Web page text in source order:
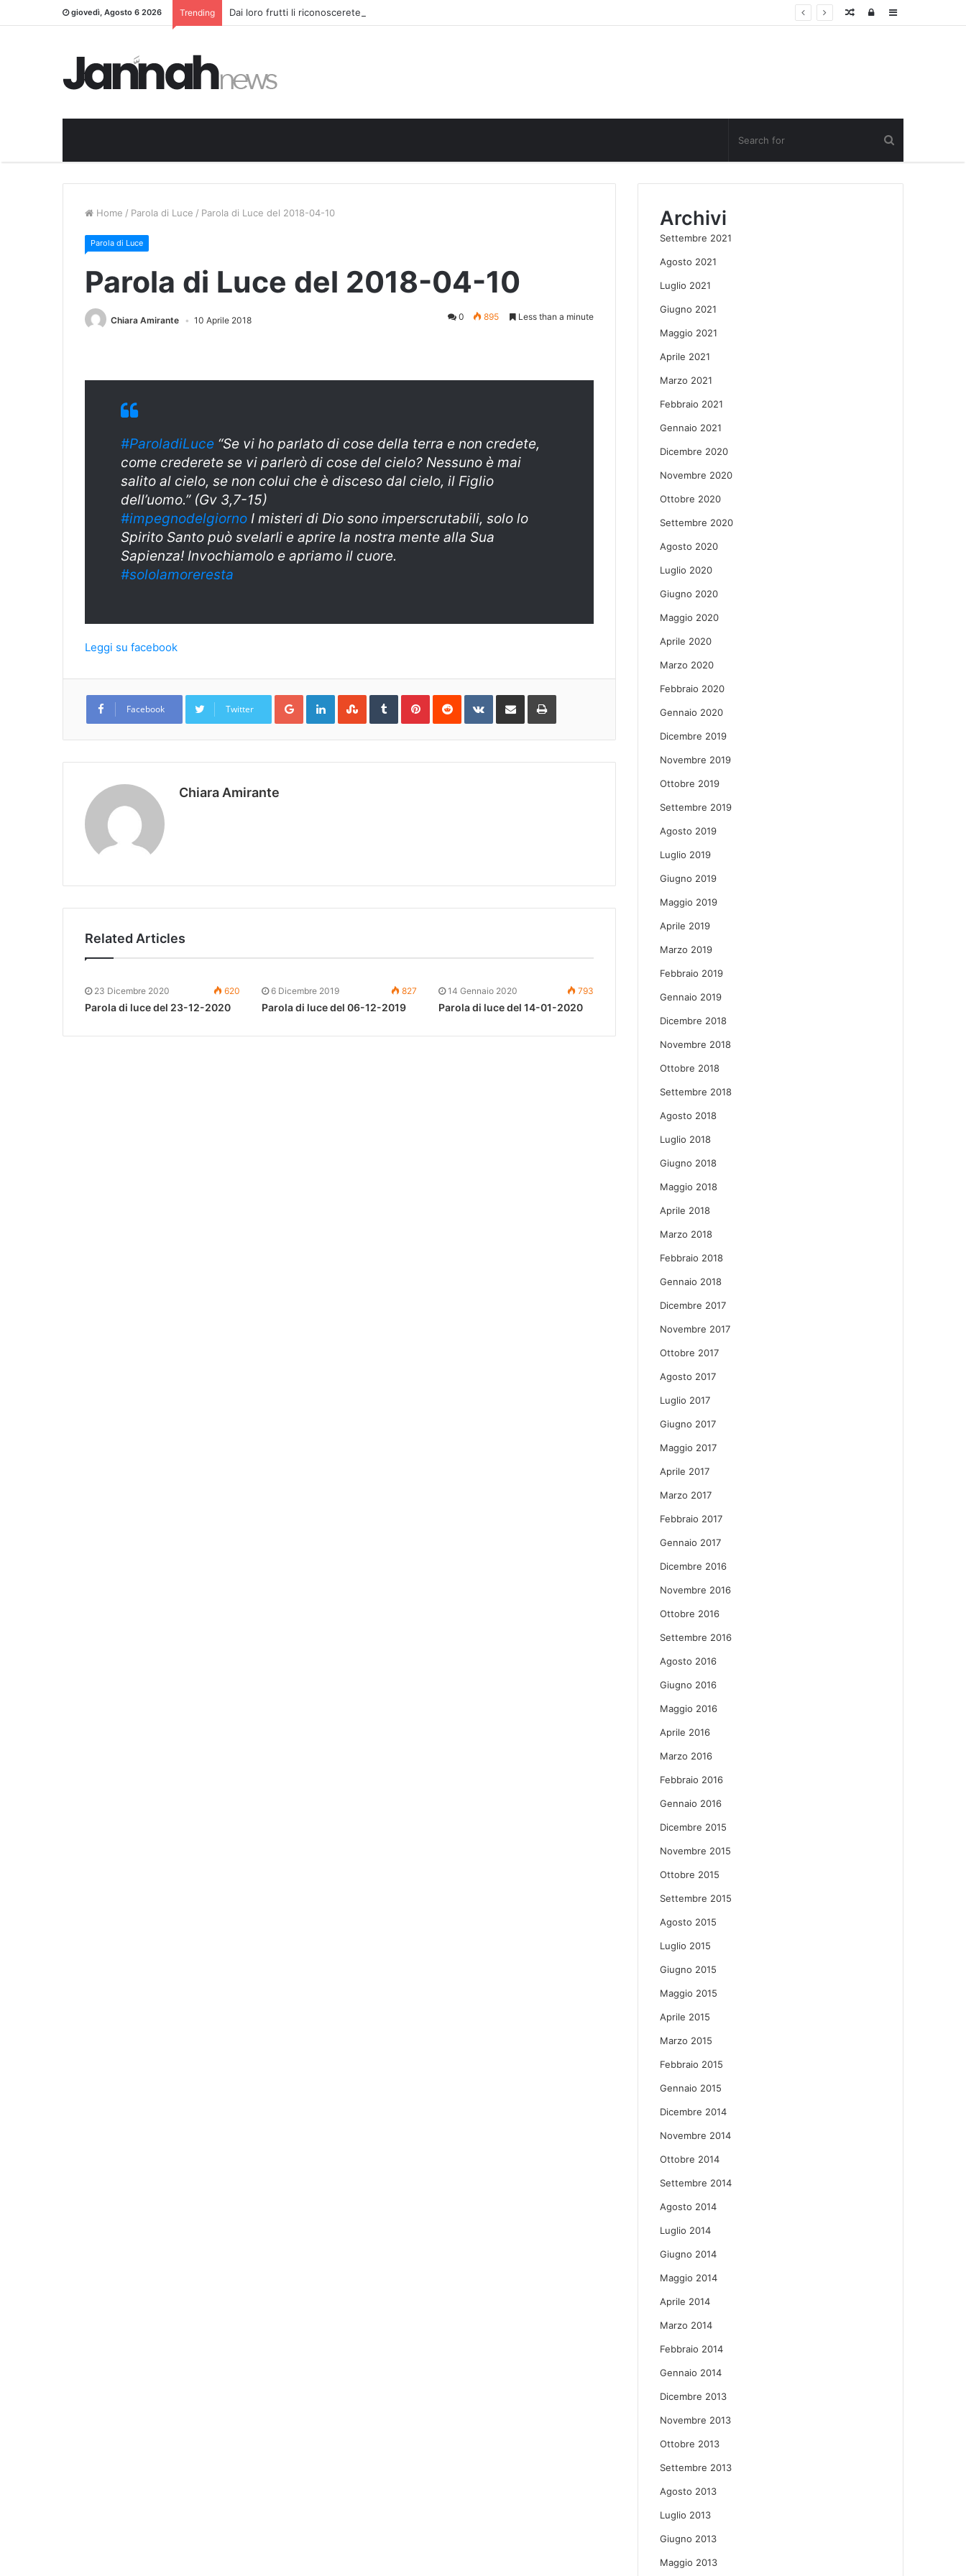
giovedì, Agosto 6 2026 Trending Dai loro frutti li riconoscerete Sidebar
Log
Random
Home / Parola di Luce / Parola di Luce del 2018-04-10
Parola di Luce
Parola di Luce del 2018-04-10
Chiara Amirante 10 Aprile 2018 0 895 Less than a minute
#ParoladiLuce “Se vi ho parlato di cose della terra e non credete,
come crederete se vi parlerò di cose del cielo? Nessuno è mai
salito al cielo, se non colui che è disceso dal cielo, il Figlio
dell’uomo.” (Gv 3,7-15)
#impegnodelgiorno I misteri di Dio sono imperscrutabili, solo lo
Spirito Santo può svelarli e aprire la nostra mente alla Sua
Sapienza! Invochiamolo e apriamo il cuore.
#sololamoreresta
Leggi su facebook
Facebook Twitter
Google+LinkedInStumbleUpon
TumblrPinterestReddit VKontakteShare
Email
Print
Chiara Amirante
Related Articles
23 Dicembre 2020 620
Parola di luce del 23-12-2020
6 Dicembre 2019 827
Parola di luce del 06-12-2019
14 Gennaio 2020 793
Parola di luce del 14-01-2020
Archivi
Settembre 2021
Agosto 2021
Luglio 2021
Giugno 2021
Maggio 2021
Aprile 2021
Marzo 2021
Febbraio 2021
Gennaio 2021
Dicembre 2020
Novembre 2020
Ottobre 2020
Settembre 2020
Agosto 2020
Luglio 2020
Giugno 2020
Maggio 2020
Aprile 2020
Marzo 2020
Febbraio 2020
Gennaio 2020
Dicembre 2019
Novembre 2019
Ottobre 2019
Settembre 2019
Agosto 2019
Luglio 2019
Giugno 2019
Maggio 2019
Aprile 2019
Marzo 2019
Febbraio 2019
Gennaio 2019
Dicembre 2018
Novembre 2018
Ottobre 2018
Settembre 2018
Agosto 2018
Luglio 2018
Giugno 2018
Maggio 2018
Aprile 2018
Marzo 2018
Febbraio 2018
Gennaio 2018
Dicembre 2017
Novembre 2017
Ottobre 2017
Agosto 2017
Luglio 2017
Giugno 2017
Maggio 2017
Aprile 2017
Marzo 2017
Febbraio 2017
Gennaio 2017
Dicembre 2016
Novembre 2016
Ottobre 2016
Settembre 2016
Agosto 2016
Giugno 2016
Maggio 2016
Aprile 2016
Marzo 2016
Febbraio 2016
Gennaio 2016
Dicembre 2015
Novembre 2015
Ottobre 2015
Settembre 2015
Agosto 2015
Luglio 2015
Giugno 2015
Maggio 2015
Aprile 2015
Marzo 2015
Febbraio 2015
Gennaio 2015
Dicembre 2014
Novembre 2014
Ottobre 2014
Settembre 2014
Agosto 2014
Luglio 2014
Giugno 2014
Maggio 2014
Aprile 2014
Marzo 2014
Febbraio 2014
Gennaio 2014
Dicembre 2013
Novembre 2013
Ottobre 2013
Settembre 2013
Agosto 2013
Luglio 2013
Giugno 2013
Maggio 2013